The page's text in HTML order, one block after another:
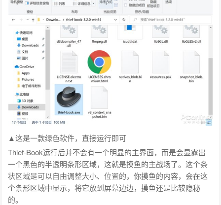
▲这是一款绿色软件，直接运行即可
Thief-Book运行后并不会有一个明显的主界面，而是会显露出
一个黑色的半透明条形区域，这就是摸鱼的主战场了。这个条
状区域是可以自由调整大小、位置的，你摸鱼的内容，会在这
个条形区域中显示，将它放到屏幕边边，摸鱼还是比较隐秘
的。